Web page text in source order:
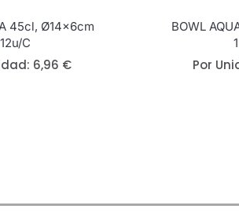
45cl, Ø14x6cm
12u/c
6,96 €
BOWL
Por